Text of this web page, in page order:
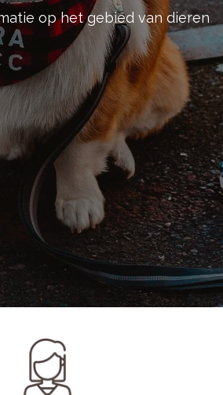
op het gebied van dieren